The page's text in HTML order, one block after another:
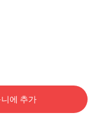
에 추가